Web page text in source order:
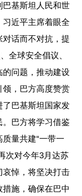
巴基斯坦人民和世
近平主席着眼全
对话而不对抗，提
全球安全倡议、
问题，推动建设
，巴方高度赞赏
了巴基斯坦国家发
。巴方将学习借鉴
量共建“一带一
次对今年3月达苏
悼，将坚决打击
施，确保在巴中